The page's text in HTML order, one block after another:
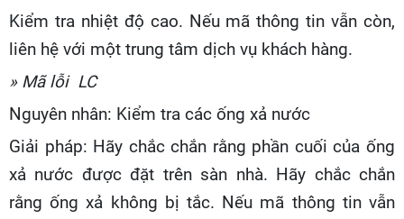
Kiểm tra nhiệt độ cao. Nếu mã thông tin vẫn còn,
liên hệ với một trung tâm dịch vụ khách hàng.
» Mã lỗi LC
Nguyên nhân: Kiểm tra các ống xả nước
Giải pháp: Hãy chắc chắn rằng phần cuối của ống
xả nước được đặt trên sàn nhà. Hãy chắc chắn
rằng ống xả không bị tắc. Nếu mã thông tin vẫn